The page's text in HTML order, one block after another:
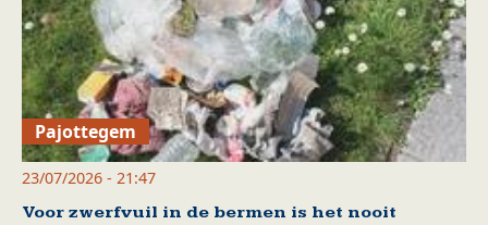
Pajottegem
23/07/2026 - 21:47
Voor zwerfvuil in de bermen is het nooit